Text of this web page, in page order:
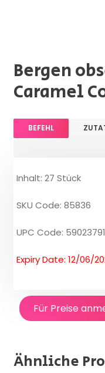
Bergen
Caramel
BEFEHL
Inhalt: 27 Stück
SKU Code: 85836
UPC Code:
Expiry Date: 12/06/
Für Preise
Ähnliche